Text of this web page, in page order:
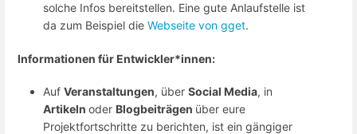
solche Infos bereitstellen. Eine gute Anlaufstelle ist
da zum Beispiel die Webseite von gget.
Informationen für Entwickler*innen:
Auf Veranstaltungen, über Social Media, in
Artikeln oder Blogbeiträgen über eure
Projektfortschritte zu berichten, ist ein gängiger